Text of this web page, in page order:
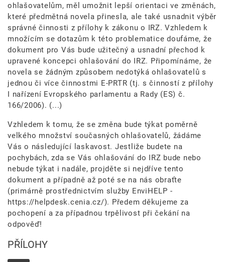
ohlašovatelům, měl umožnit lepší orientaci ve změnách,
které předmětná novela přinesla, ale také usnadnit výběr
správné činnosti z přílohy k zákonu o IRZ. Vzhledem k
množícím se dotazům k této problematice doufáme, že
dokument pro Vás bude užitečný a usnadní přechod k
upravené koncepci ohlašování do IRZ. Připomínáme, že
novela se žádným způsobem nedotýká ohlašovatelů s
jednou či více činnostmi E-PRTR (tj. s činností z přílohy
I nařízení Evropského parlamentu a Rady (ES) č.
166/2006). (...)
Vzhledem k tomu, že se změna bude týkat poměrně
velkého množství současných ohlašovatelů, žádáme
Vás o následující laskavost. Jestliže budete na
pochybách, zda se Vás ohlašování do IRZ bude nebo
nebude týkat i nadále, projděte si nejdříve tento
dokument a případně až poté se na nás obraťte
(primárně prostřednictvím služby EnviHELP -
https://helpdesk.cenia.cz/). Předem děkujeme za
pochopení a za případnou trpělivost při čekání na
odpověď!
PŘÍLOHY